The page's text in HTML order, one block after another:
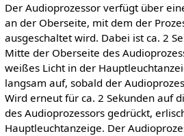
Der Audioprozessor verfügt über
an der Oberseite, mit dem der
ausgeschaltet wird. Dabei ist ca. 2
Mitte der Oberseite des
weißes Licht in der
langsam auf, sobald der
Wird erneut für ca. 2 Sekunden auf
des Audioprozessors gedrückt,
Hauptleuchtanzeige. Der